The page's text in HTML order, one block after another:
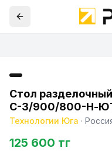
Стол
С-3/900/800-Н-
Технологии Юга ·
125 600 тг